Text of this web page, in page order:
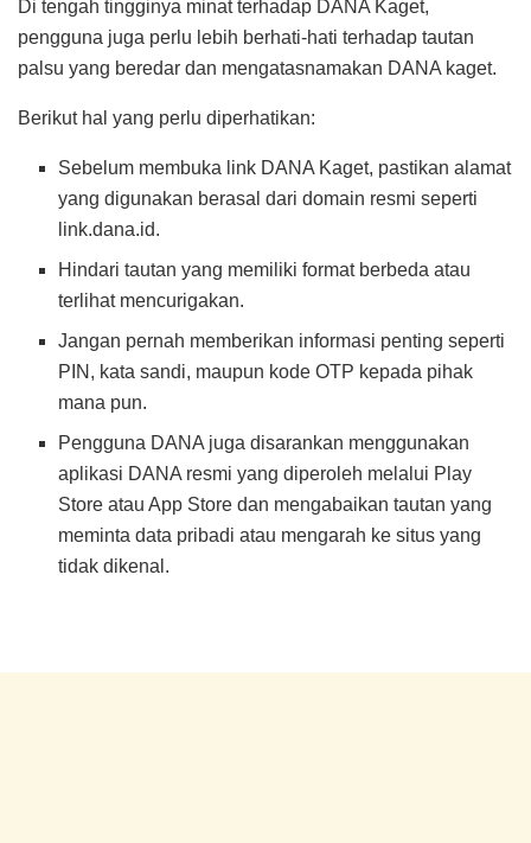
Di tengah tingginya minat terhadap DANA Kaget,
pengguna juga perlu lebih berhati-hati terhadap tautan
palsu yang beredar dan mengatasnamakan DANA kaget.
Berikut hal yang perlu diperhatikan:
Sebelum membuka link DANA Kaget, pastikan alamat
yang digunakan berasal dari domain resmi seperti
link.dana.id.
Hindari tautan yang memiliki format berbeda atau
terlihat mencurigakan.
Jangan pernah memberikan informasi penting seperti
PIN, kata sandi, maupun kode OTP kepada pihak
mana pun.
Pengguna DANA juga disarankan menggunakan
aplikasi DANA resmi yang diperoleh melalui Play
Store atau App Store dan mengabaikan tautan yang
meminta data pribadi atau mengarah ke situs yang
tidak dikenal.